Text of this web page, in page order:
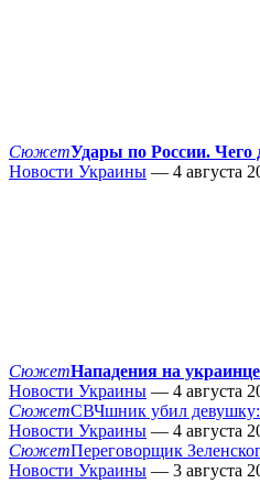
СюжетУдары по России. Чего
Новости Украины — 4 августа
СюжетНападения на
Новости Украины — 4 августа
СюжетСВЧшник убил девушку:
Новости Украины — 4 августа
СюжетПереговорщик
Новости Украины — 3 августа